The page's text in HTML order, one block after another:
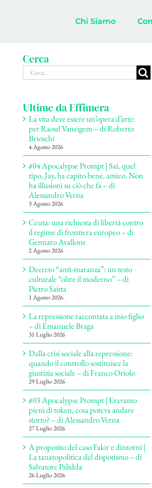
Chi Siamo
Cerca
Cerca
per:
Ultime da Effimera
La vita deve essere un’opera d’arte:
per Raoul Vaneigem – di Roberto
Brioschi
4 Agosto 2026
#04 Apocalypse Prompt | Sai, quel
tipo, Jay, ha capito bene, amico. Non
ha illusioni su ciò che fa – di
Alessandro Verna
3 Agosto 2026
Ceuta: una richiesta di libertà contro
il regime di frontiera europeo – di
Gennaro Avallone
2 Agosto 2026
Decreto “anti-maranza”: un testo
culturale “oltre il moderno” – di
Pietro Saitta
1 Agosto 2026
La repressione raccontata a mio figlio
– di Emanuele Braga
31 Luglio 2026
Dalla crisi sociale alla repressione:
quando il controllo sostituisce la
giustizia sociale – di Franco Oriolo
29 Luglio 2026
#03 Apocalypse Prompt | Eravamo
pieni di token, cosa poteva andare
storto? – di Alessandro Verna
27 Luglio 2026
A proposito del caso Fakir e dintorni |
La tanatopolitica del dispotismo – di
Salvatore Palidda
26 Luglio 2026